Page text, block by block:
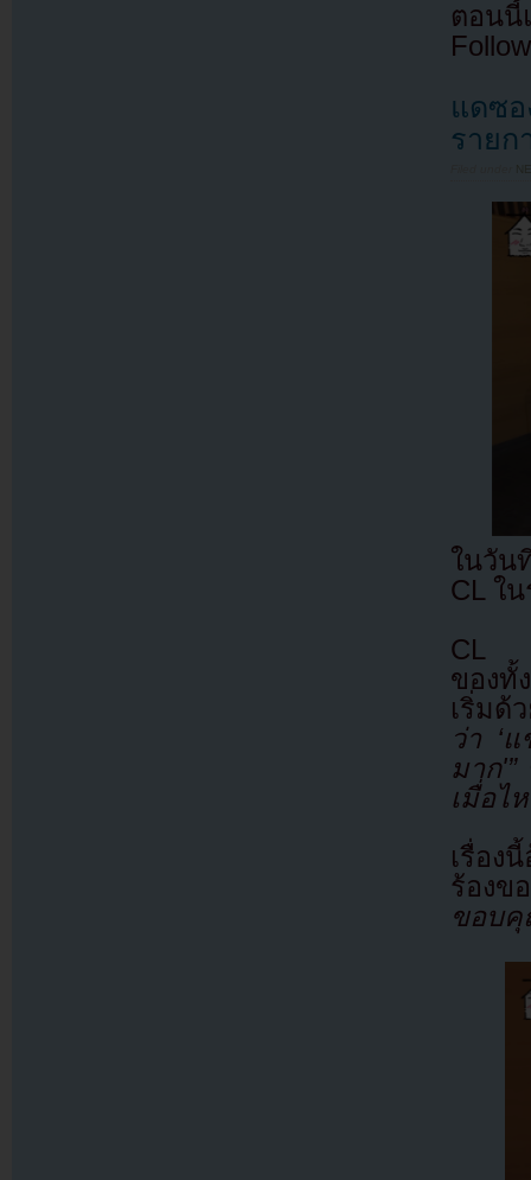
ตอนนี้
แดซอ
รายก
ในวัน
CL ใ
CL เ
ของทั้
เริ่มด้
ว่า ‘
มาก'”
เมื่อไ
เรื่อง
ร้องข
ขอบ